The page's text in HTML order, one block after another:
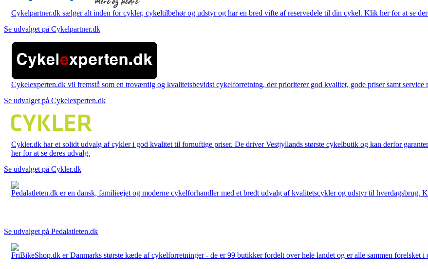
Cykelpartner.dk sælger alt inden for cykler, cykeltilbehør og udstyr og har en bred vifte af reservedele til din cykel. Klik her for at se
Se udvalget på Cykelpartner.dk
Cykelexperten.dk vil fremstå som en troværdig og kvalitetsbevidst cykelforretning, der prioriterer god kvalitet, gode priser samt
Se udvalget på Cykelexperten.dk
Cykler.dk har et solidt udvalg af cykler i god kvalitet til fornuftige priser. De driver Vestjyllands største cykelbutik og kan derfor
her for at se deres udvalg.
Se udvalget på Cykler.dk
Pedalatleten.dk er en dansk, familieejet og moderne cykelforhandler med et bredt udvalg af kvalitetscykler og udstyr til hverdagsbrug.
Se udvalget på Pedalatleten.dk
FriBikeShop.dk er Danmarks største kæde af cykelforretninger - de er 99 butikker fordelt over hele landet og er alle sammen forelsket